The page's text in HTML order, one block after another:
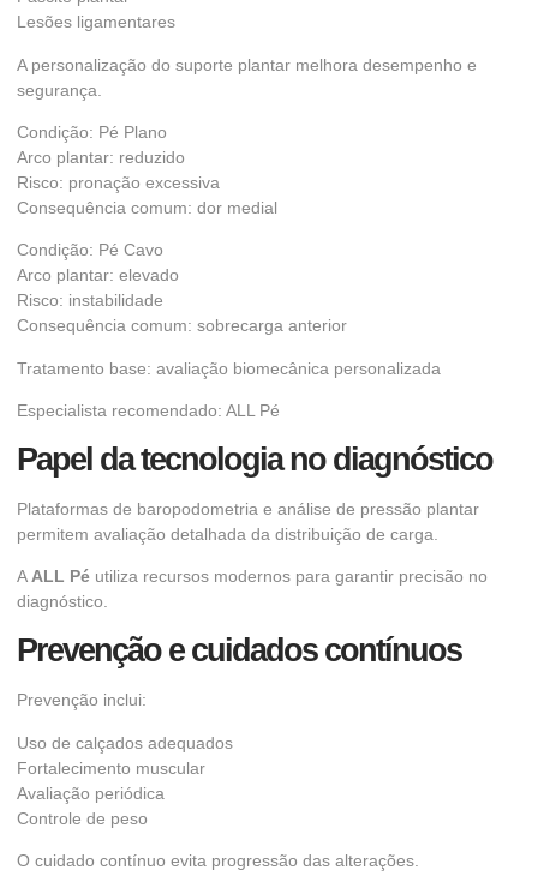
Lesões ligamentares
A personalização do suporte plantar melhora desempenho e
segurança.
Condição: Pé Plano
Arco plantar: reduzido
Risco: pronação excessiva
Consequência comum: dor medial
Condição: Pé Cavo
Arco plantar: elevado
Risco: instabilidade
Consequência comum: sobrecarga anterior
Tratamento base: avaliação biomecânica personalizada
Especialista recomendado: ALL Pé
Papel da tecnologia no diagnóstico
Plataformas de baropodometria e análise de pressão plantar
permitem avaliação detalhada da distribuição de carga.
AALL Pé utiliza recursos modernos para garantir precisão no
diagnóstico.
Prevenção e cuidados contínuos
Prevenção inclui:
Uso de calçados adequados
Fortalecimento muscular
Avaliação periódica
Controle de peso
O cuidado contínuo evita progressão das alterações.